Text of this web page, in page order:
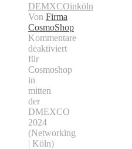
DEMXCOinköln
Von Firma
CosmoShop
Kommentare
deaktiviert
für
Cosmoshop
in
mitten
der
DMEXCO
2024
(Networking
| Köln)